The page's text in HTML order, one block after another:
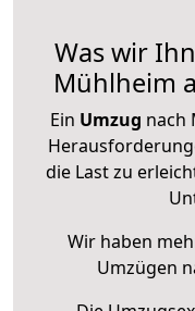
Was wir
Mühlheim
Ein Umzug nach
die Last zu
Wir haben
Umzügen